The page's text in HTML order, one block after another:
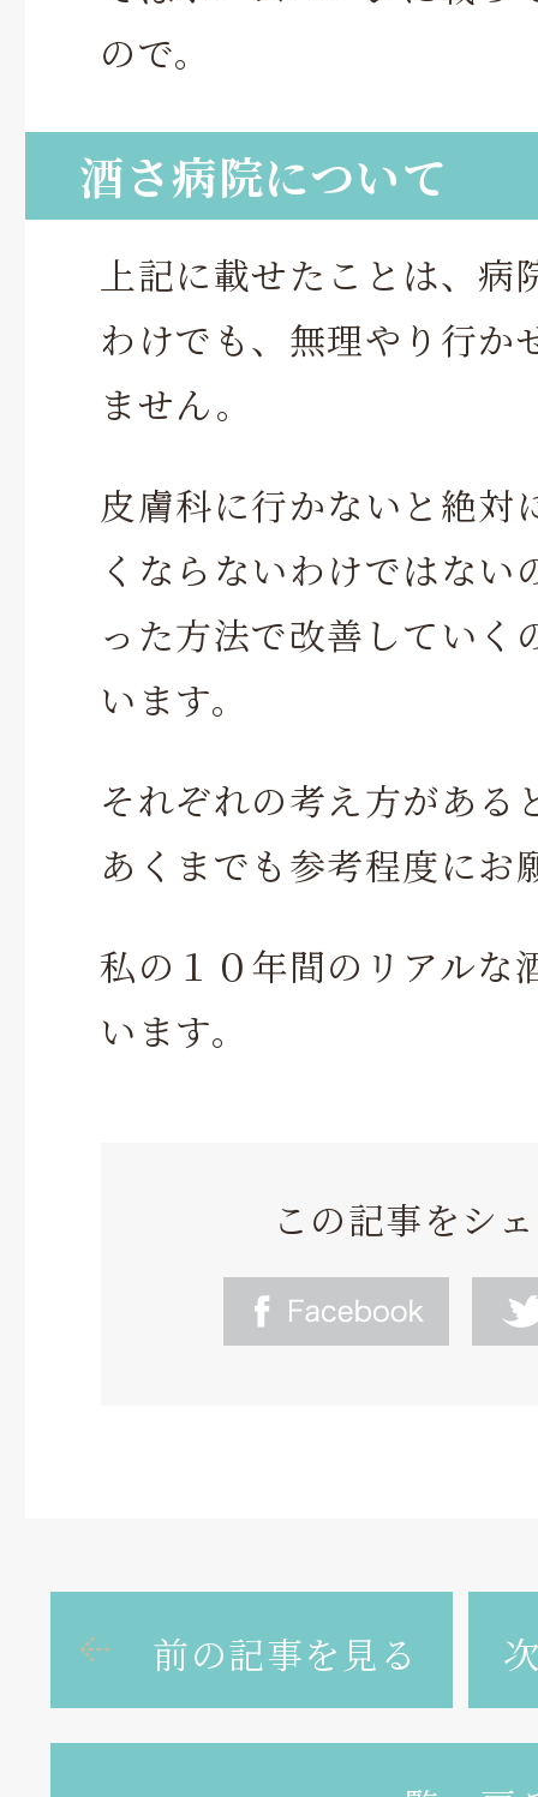
ので。
酒さ病院について
上記に載せたことは、
わけでも、無理やり行か
ません。
皮膚科に行かないと絶対
くならないわけではない
った方法で改善していく
います。
それぞれの考え方がある
あくまでも参考程度にお
私の１０年間のリアルな
います。
この記事をシ
前の記事を見る